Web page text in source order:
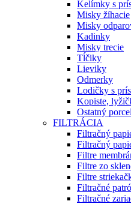
Kelímky s
Misky žíhacie
Misky
Kadinky
Misky trecie
Tĺčiky
Lieviky
Odmerky
Lodičky s
Kopiste,
Ostatný
FILTRÁCIA
Filtračný
Filtračný
Filtre
Filtre zo
Filtre
Filtračné
Filtračné